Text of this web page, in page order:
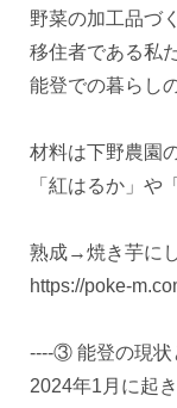
野菜の加工品づ
移住者である私
能登での暮らし
材料は下野農園
「紅はるか」や
熟成→焼き芋に
https://poke-
----③ 能登の現状
2024年1月に起